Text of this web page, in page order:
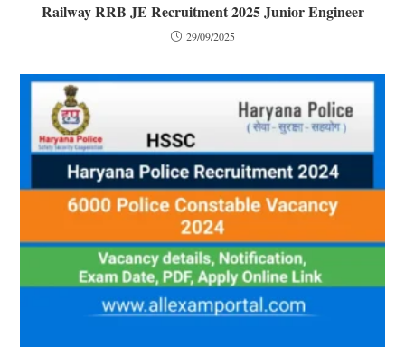
Railway RRB JE Recruitment 2025 Junior Engineer
29/09/2025